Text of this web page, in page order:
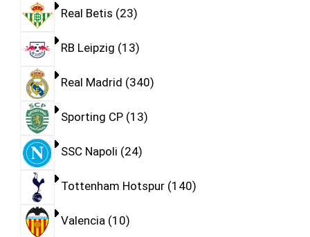
Real Betis 23
RB Leipzig 13
Real Madrid 340
Sporting CP 13
SSC Napoli 24
Tottenham Hotspur 140
Valencia 10